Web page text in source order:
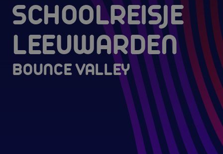
SCHOOLREISJE
LEEUWARDEN
BOUNCE VALLEY